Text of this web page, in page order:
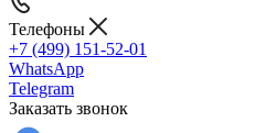
Телефоны
+7 (499) 151-52-01
WhatsApp
Telegram
Заказать звонок